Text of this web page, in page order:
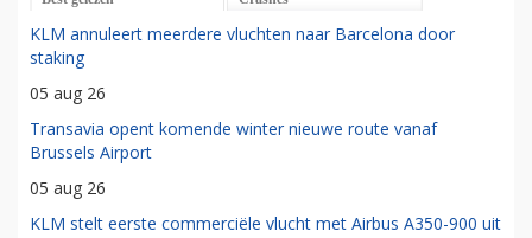
KLM annuleert meerdere vluchten naar Barcelona door
staking
05 aug 26
Transavia opent komende winter nieuwe route vanaf
Brussels Airport
05 aug 26
KLM stelt eerste commerciële vlucht met Airbus A350-900 uit